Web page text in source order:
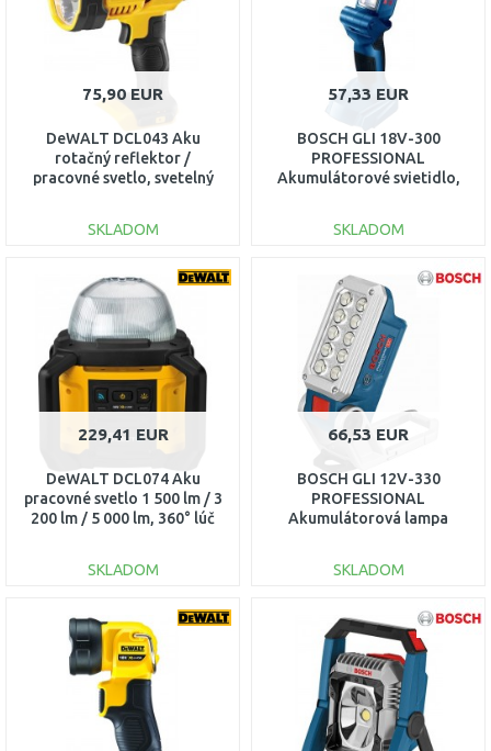
75,90 EUR
DeWALT DCL043 Aku
rotačný reflektor /
pracovné svetlo, svetelný
SKLADOM
DO KOŠÍKA
Porovnať
57,33 EUR
BOSCH GLI 18V-300
PROFESSIONAL
Akumulátorové svietidlo,
SKLADOM
DO KOŠÍKA
Porovnať
229,41 EUR
DeWALT DCL074 Aku
pracovné svetlo 1 500 lm / 3
200 lm / 5 000 lm, 360° lúč
SKLADOM
DO KOŠÍKA
Porovnať
66,53 EUR
BOSCH GLI 12V-330
PROFESSIONAL
Akumulátorová lampa
SKLADOM
DO KOŠÍKA
Porovnať